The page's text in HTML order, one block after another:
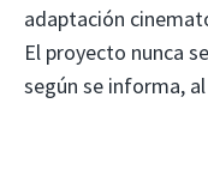
adaptación
El proyecto nunca
según se informa,